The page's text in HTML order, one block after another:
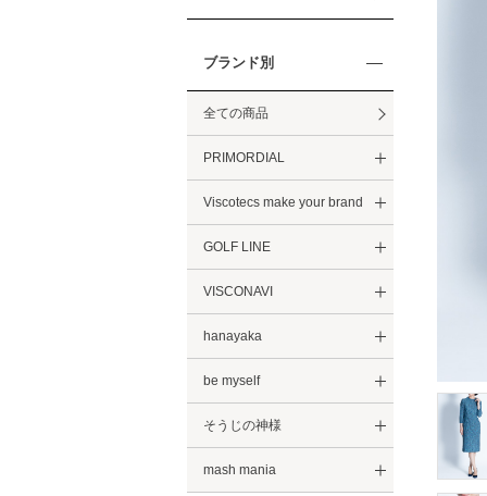
ブランド別
全ての商品
PRIMORDIAL
Viscotecs make your brand
GOLF LINE
VISCONAVI
hanayaka
be myself
そうじの神様
mash mania